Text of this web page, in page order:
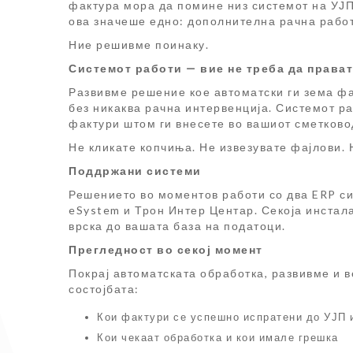
фактура мора да помине низ системот на
ова значеше едно: дополнителна рачна
Ние решивме поинаку.
Системот работи — вие не треба да
Развивме решение кое автоматски ги зема
без никаква рачна интервенција. Системот
фактури штом ги внесете во вашиот
Не кликате копчиња. Не извезувате фајлови.
Поддржани системи
Решението во моментов работи со два ERP
eSystem и Трон Интер Центар. Секоја
врска до вашата база на податоци.
Прегледност во секој момент
Покрај автоматската обработка, развивме и
состојбата:
Кои фактури се успешно испратени до УЈП
Кои чекаат обработка и кои имале грешка